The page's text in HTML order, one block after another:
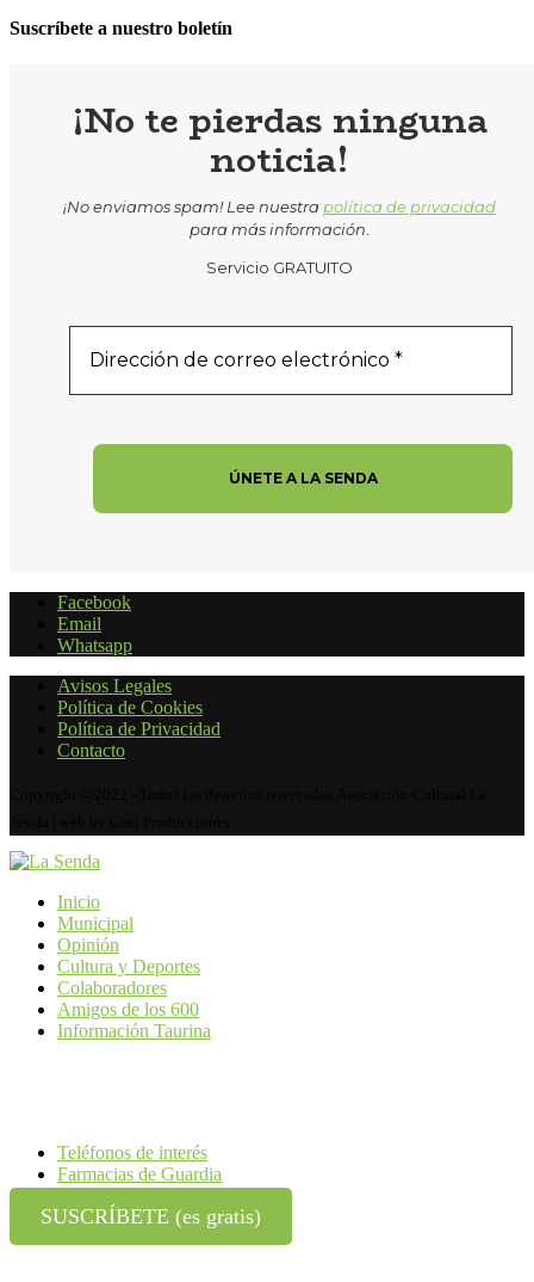
Suscríbete a nuestro boletín
¡No te pierdas ninguna
noticia!
¡No enviamos spam! Lee nuestrapolítica de privacidad
para más información.
Servicio GRATUITO
Facebook
Email
Whatsapp
Avisos Legales
Política de Cookies
Política de Privacidad
Contacto
Inicio
Municipal
Opinión
Cultura y Deportes
Colaboradores
Amigos de los 600
Información Taurina
Teléfonos de interés
Farmacias de Guardia
SUSCRÍBETE (es gratis)